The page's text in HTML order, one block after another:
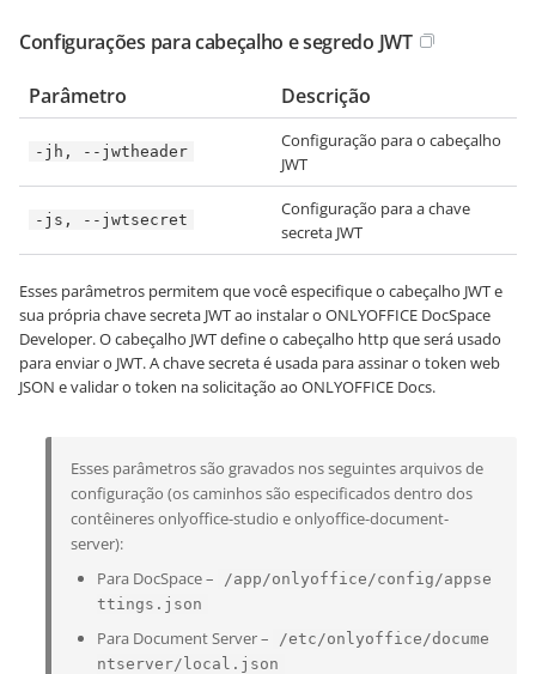
Configurações para cabeçalho e segredo JWT
Parâmetro Descrição
-jh, --jwtheader
Configuração para o cabeçalho
JWT
-js, --jwtsecret
Configuração para a chave
secreta JWT
Esses parâmetros permitem que você especifique o cabeçalho JWT e
sua própria chave secreta JWT ao instalar o ONLYOFFICE DocSpace
Developer. O cabeçalho JWT define o cabeçalho http que será usado
para enviar o JWT. A chave secreta é usada para assinar o token web
JSON e validar o token na solicitação ao ONLYOFFICE Docs.
Esses parâmetros são gravados nos seguintes arquivos de
configuração (os caminhos são especificados dentro dos
contêineres onlyoffice-studio e onlyoffice-document-
server):
Para DocSpace –
/app/onlyoffice/config/appse
ttings.json
Para Document Server –
/etc/onlyoffice/docume
ntserver/local.json